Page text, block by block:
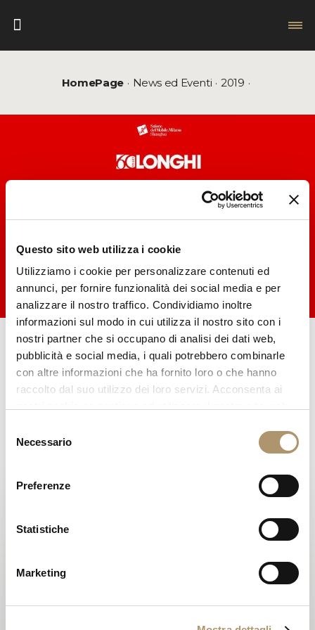
Questo sito web utilizza i cookie
Utilizziamo i cookie per personalizzare contenuti ed
annunci, per fornire funzionalità dei social media e per
analizzare il nostro traffico. Condividiamo inoltre
informazioni sul modo in cui utilizza il nostro sito con i
nostri partner che si occupano di analisi dei dati web,
pubblicità e social media, i quali potrebbero combinarle
con altre informazioni che ha fornito loro o che hanno
raccolto dal suo utilizzo dei loro servizi. Acconsenta ai
delNecessario
Preferenze
Statistiche
Marketing
HomePage News ed Eventi 2019
SALONE DEL
MOBILE.MILANO SHANGHAI
2019
Longhi ha il piacere di invitarvi a scoprire la
20/22 November 2019
West Hall – Second Floor, Stand WS07-WS09